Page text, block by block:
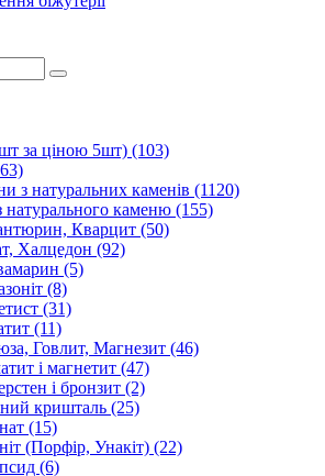
за ціною 5шт) (103)
з натуральних каменів (1120)
натурального каменю (155)
Кварцит (50)
Халцедон (92)
(5)
(8)
(31)
(11)
Говлит, Магнезит (46)
і магнетит (47)
і бронзит (2)
кришталь (25)
(15)
(Порфір, Унакіт) (22)
(6)